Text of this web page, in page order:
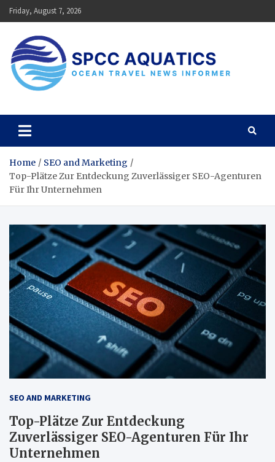
Skip
to
Friday, August 7, 2026
SPCC Aquatics
Home
SEO and Marketing
Top-Plätze Zur Entdeckung Zuverlässiger SEO-Agenturen
Für Ihr Unternehmen
SEO AND MARKETING
Top-Plätze Zur Entdeckung
Zuverlässiger SEO-Agenturen Für Ihr
Unternehmen